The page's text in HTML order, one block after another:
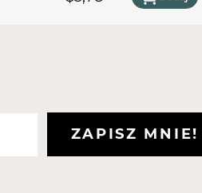
dermatologicznym.
ZAPISZ MNIE!